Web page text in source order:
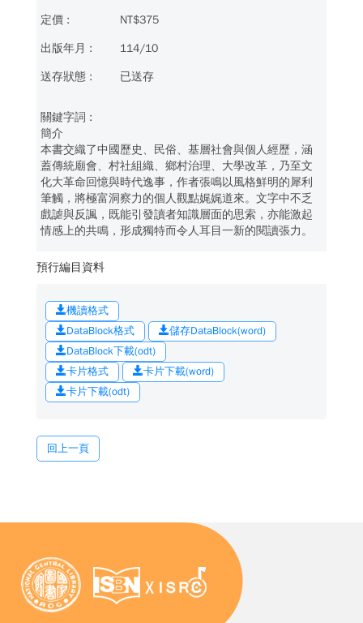
NT$375
114/10
已送存
簡介
本書交織了中國歷史、民俗、基層社會與個人經歷，涵
蓋傳統廟會、村社組織、鄉村治理、大學改革，乃至文
化大革命回憶與時代逸事，作者張鳴以風格鮮明的犀利
筆觸，將極富洞察力的個人觀點娓娓道來。文字中不乏
戲謔與反諷，既能引發讀者知識層面的思索，亦能激起
情感上的共鳴，形成獨特而令人耳目一新的閱讀張力。
預行編目資料
機讀格式
DataBlock格式
儲存DataBlock(word)
DataBlock下載(odt)
卡片格式
卡片下載(word)
卡片下載(odt)
回上一頁